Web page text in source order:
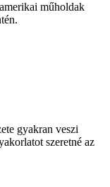
műholdak
gyakran veszi
szeretné az